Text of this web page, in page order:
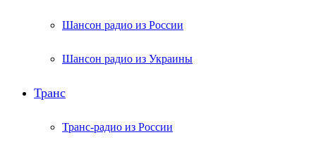
Шансон радио из России
Шансон радио из Украины
Транс
Транс-радио из России